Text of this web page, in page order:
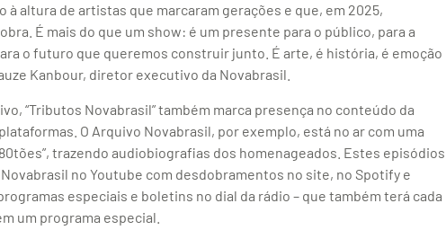
à altura de artistas que marcaram gerações e que, em 2025,
É mais do que um show: é um presente para o público, para a
o futuro que queremos construir junto. É arte, é história, é emoção
Kanbour, diretor executivo da Novabrasil.
“Tributos Novabrasil” também marca presença no conteúdo da
O Arquivo Novabrasil, por exemplo, está no ar com uma
trazendo audiobiografias dos homenageados. Estes episódios
no Youtube com desdobramentos no site, no Spotify e
especiais e boletins no dial da rádio – que também terá cada
um programa especial.